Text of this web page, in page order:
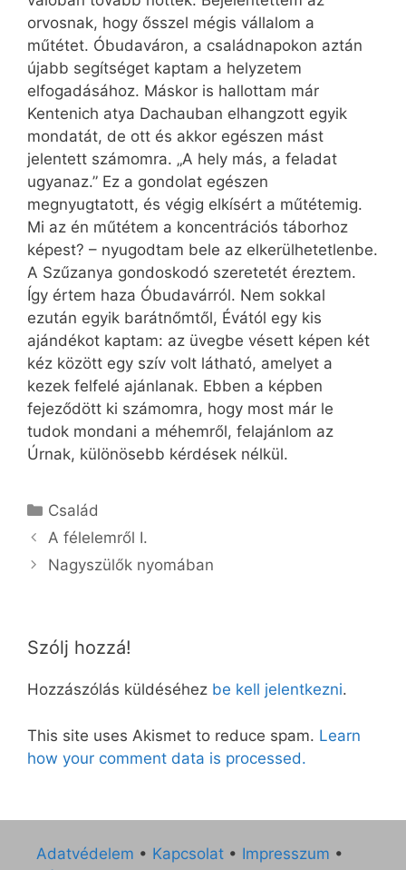
orvosnak, hogy ősszel mégis vállalom a
műtétet. Óbudaváron, a családnapokon aztán
újabb segítséget kaptam a helyzetem
elfogadásához. Máskor is hallottam már
Kentenich atya Dachauban elhangzott egyik
mondatát, de ott és akkor egészen mást
jelentett számomra. „A hely más, a feladat
ugyanaz.” Ez a gondolat egészen
megnyugtatott, és végig elkísért a műtétemig.
Mi az én műtétem a koncentrációs táborhoz
képest? – nyugodtam bele az elkerülhetetlenbe.
A Szűzanya gondoskodó szeretetét éreztem.
Így értem haza Óbudavárról. Nem sokkal
ezután egyik barátnőmtől, Évától egy kis
ajándékot kaptam: az üvegbe vésett képen két
kéz között egy szív volt látható, amelyet a
kezek felfelé ajánlanak. Ebben a képben
fejeződött ki számomra, hogy most már le
tudok mondani a méhemről, felajánlom az
Úrnak, különösebb kérdések nélkül.
Kategória
Család
A félelemről I.
Nagyszülők nyomában
Szólj hozzá!
Hozzászólás küldéséhez be kell jelentkezni.
This site uses Akismet to reduce spam. Learn
how your comment data is processed.
Adatvédelem • Kapcsolat • Impresszum •